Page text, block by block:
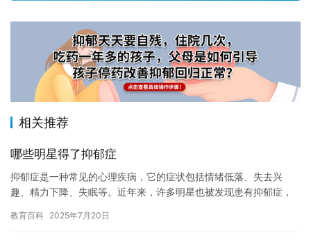
相关推荐
哪些明星得了抑郁症
抑郁症是一种常见的心理疾病，它的症状包括情绪低落、失去兴
趣、精力下降、失眠等。近年来，许多明星也被发现患有抑郁症，
表示自…
教育百科 2025年7月20日